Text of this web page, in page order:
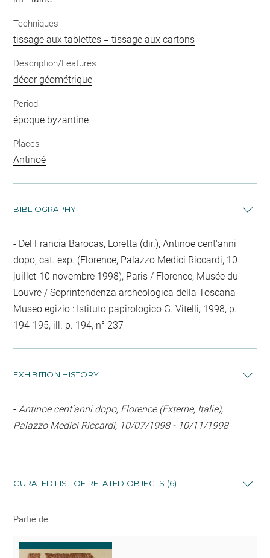
Techniques
tissage aux tablettes = tissage aux cartons
Description/Features
décor géométrique
Period
époque byzantine
Places
Antinoé
BIBLIOGRAPHY
Del Francia Barocas, Loretta (dir.), Antinoe cent'anni
dopo, cat. exp. (Florence, Palazzo Medici Riccardi, 10
juillet-10 novembre 1998), Paris / Florence, Musée du
Louvre / Soprintendenza archeologica della Toscana-
Museo egizio : Istituto papirologico G. Vitelli, 1998, p.
194-195, ill. p. 194, n° 237
EXHIBITION HISTORY
-Antinoe cent'anni dopo, Florence (Externe, Italie),
Palazzo Medici Riccardi, 10/07/1998 - 10/11/1998
CURATED LIST OF RELATED OBJECTS (6)
Partie de